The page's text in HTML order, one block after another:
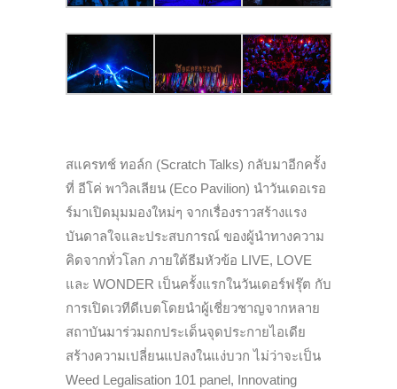
สแครทช์ ทอล์ก (Scratch Talks) กลับมาอีกครั้ง
ที่ อีโค่ พาวิลเลียน (Eco Pavilion) นำวันเดอเรอ
ร์มาเปิดมุมมองใหม่ๆ จากเรื่องราวสร้างแรง
บันดาลใจและประสบการณ์ ของผู้นำทางความ
คิดจากทั่วโลก ภายใต้ธีมหัวข้อ LIVE, LOVE
และ WONDER เป็นครั้งแรกในวันเดอร์ฟรุ๊ต กับ
การเปิดเวทีดีเบตโดยนำผู้เชี่ยวชาญจากหลาย
สถาบันมาร่วมถกประเด็นจุดประกายไอเดีย
สร้างความเปลี่ยนแปลงในแง่บวก ไม่ว่าจะเป็น
Weed Legalisation 101 panel, Innovating